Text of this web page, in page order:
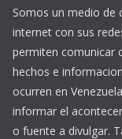
Somos un medio de
internet con sus
permiten comunicar
hechos e
ocurren en
informar el
o fuente a divulgar.